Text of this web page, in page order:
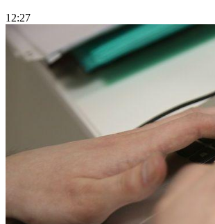
12:27